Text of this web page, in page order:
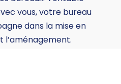
vous, votre bureau
dans la mise en
l’aménagement.